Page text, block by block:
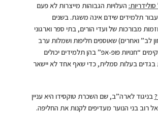
העלויות הגבוהות מייצרות לא פעם
תלמידים שידם אינה משגת. בשנים
מבורכות של ועדי הורים, בתי ספר וארגוני
לב” ואחרים) שאוספים חליפות ושמלות ערב
“חנויות פופ-אפ” בהן תלמידים יכולים
בגדים בעלות סמלית, כדי שאף אחד לא יישאר
בניגוד לארה”ב, שם השכרת טוקסידו היא עניין
רוב בני הנוער מעדיפים לקנות את החליפה.